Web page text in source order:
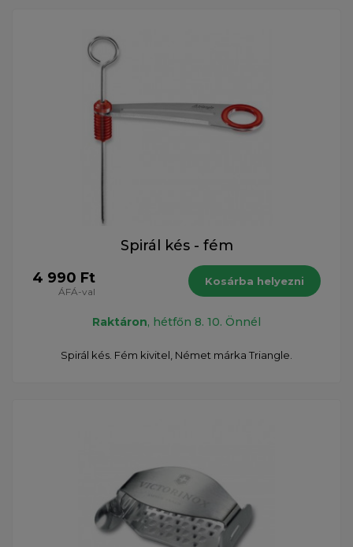
Spirál kés - fém
4 990 Ft
ÁFÁ-val
Kosárba helyezni
Raktáron, hétfőn 8. 10. Önnél
Spirál kés. Fém kivitel, Német márka Triangle.